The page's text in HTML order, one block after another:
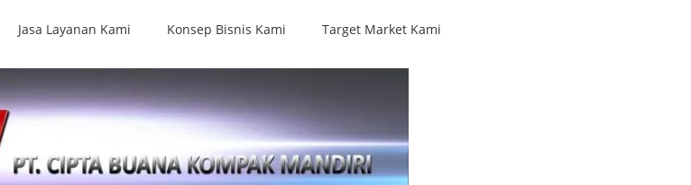
Jasa Layanan Kami Konsep Bisnis Kami Target Market Kami